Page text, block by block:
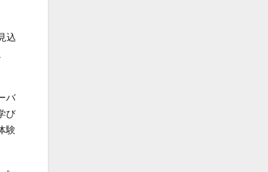
込
バ
び
験